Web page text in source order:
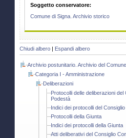
Soggetto conservatore:
Comune di Signa. Archivio storico
Chiudi albero Espandi albero
Archivio postunitario. Archivio del
Categoria I - Amministrazione
Deliberazioni
Protocolli delle deliberazioni del
Podestà
Indici dei protocolli del Consiglio
Protocolli della Giunta
Indici dei protocolli della Giunta
Atti deliberativi del Consiglio